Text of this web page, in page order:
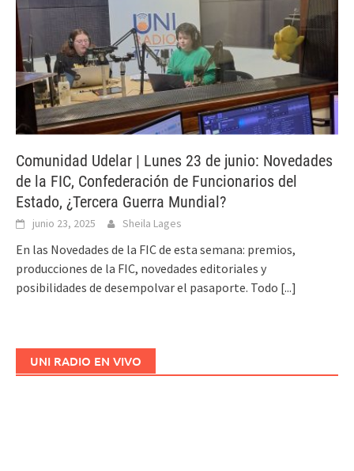
Comunidad Udelar | Lunes 23 de junio: Novedades
de la FIC, Confederación de Funcionarios del
Estado, ¿Tercera Guerra Mundial?
junio 23, 2025 Sheila Lages
En las Novedades de la FIC de esta semana: premios,
producciones de la FIC, novedades editoriales y
posibilidades de desempolvar el pasaporte. Todo [...]
UNI RADIO EN VIVO